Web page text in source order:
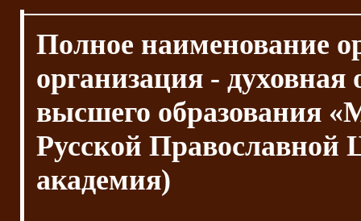
Полное наименование
организация - духовная
высшего образования
Русской Православной
академия)